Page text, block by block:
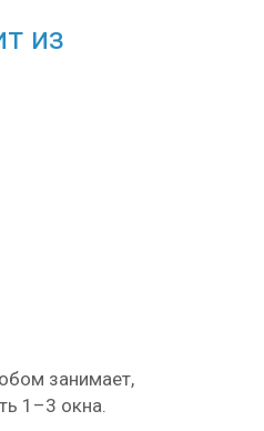
из
занимает,
1–3 окна.